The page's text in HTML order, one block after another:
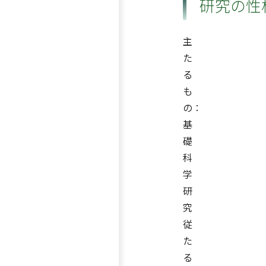
研究の性
主
た
る
も
の：
基
礎
科
学
研
究
従
た
る